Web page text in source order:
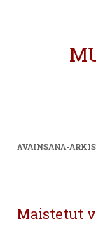
AVAINSANA-
Maistetut